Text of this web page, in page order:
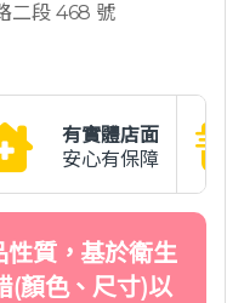
二段 468 號
有實體店面
安心有保障
質，基於衛生
(顏色、尺寸)以